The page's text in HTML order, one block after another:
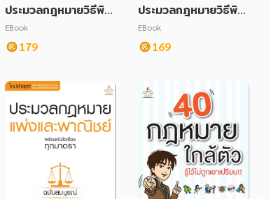
ประมวลกฎหมายวิธีพิจ
ารณาความแพ่ง พร้อม
หัวข้อเรื่องทุกมาตรา ฉ
บับสมบูรณ์
EBook
179
ประมวลกฎหมายวิธีพิจ
ารณาความอาญา พร้อ
มหัวข้อเรื่องทุกมาตรา
ฉบับสมบูรณ์
EBook
169